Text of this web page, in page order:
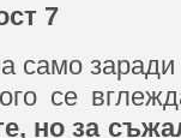
7
само
се
но за